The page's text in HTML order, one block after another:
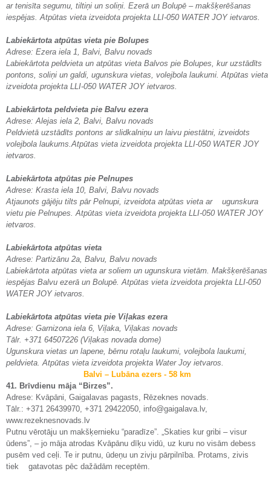
ar tenisīta segumu, tiltiņi un soliņi. Ezerā un Bolupē – makšķerēšanas
iespējas. Atpūtas vieta izveidota projekta LLI-050 WATER JOY ietvaros.
Labiekārtota atpūtas vieta pie Bolupes
Adrese: Ezera iela 1, Balvi, Balvu novads
Labiekārtota peldvieta un atpūtas vieta Balvos pie Bolupes, kur uzstādīts
pontons, soliņi un galdi, ugunskura vietas, volejbola laukumi. Atpūtas vieta
izveidota projekta LLI-050 WATER JOY ietvaros.
Labiekārtota peldvieta pie Balvu ezera
Adrese: Alejas iela 2, Balvi, Balvu novads
Peldvietā uzstādīts pontons ar slidkalniņu un laivu piestātni, izveidots
volejbola laukums.Atpūtas vieta izveidota projekta LLI-050 WATER JOY
ietvaros.
Labiekārtota atpūtas pie Pelnupes
Adrese: Krasta iela 10, Balvi, Balvu novads
Atjaunots gājēju tilts pār Pelnupi, izveidota atpūtas vieta ar ugunskura
vietu pie Pelnupes. Atpūtas vieta izveidota projekta LLI-050 WATER JOY
ietvaros.
Labiekārtota atpūtas vieta
Adrese: Partizānu 2a, Balvu, Balvu novads
Labiekārtota atpūtas vieta ar soliem un ugunskura vietām. Makšķerēšanas
iespējas Balvu ezerā un Bolupē. Atpūtas vieta izveidota projekta LLI-050
WATER JOY ietvaros.
Labiekārtota atpūtas vieta pie Viļakas ezera
Adrese: Garnizona iela 6, Viļaka, Viļakas novads
Tālr. +371 64507226 (Viļakas novada dome)
Ugunskura vietas un lapene, bērnu rotaļu laukumi, volejbola laukumi,
peldvieta. Atpūtas vieta izveidota projekta Water Joy ietvaros.
Balvi – Lubāna ezers - 58 km
41. Brīvdienu māja “Birzes”.
Adrese: Kvāpāni, Gaigalavas pagasts, Rēzeknes novads.
Tālr.: +371 26439970, +371 29422050, info@gaigalava.lv,
www.rezeknesnovads.lv
Putnu vērotāju un makšķernieku “paradīze”. „Skaties kur gribi – visur
ūdens”, – jo māja atrodas Kvāpānu dīķu vidū, uz kuru no visām debess
pusēm ved ceļi. Te ir putnu, ūdeņu un zivju pārpilnība. Protams, zivis
tiek gatavotas pēc dažādām receptēm.